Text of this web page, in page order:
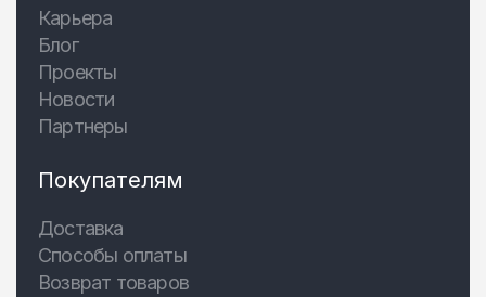
Карьера
Блог
Проекты
Новости
Партнеры
Покупателям
Доставка
Способы оплаты
Возврат товаров